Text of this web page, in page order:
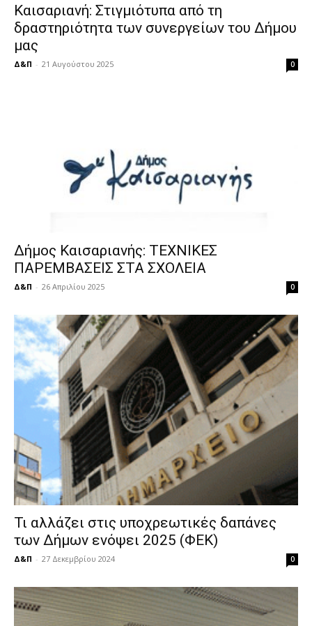
Καισαριανή: Στιγμιότυπα από τη
δραστηριότητα των συνεργείων του Δήμου
μας
Δ&Π - 21 Αυγούστου 2025 0
Δήμος Καισαριανής: ΤΕΧΝΙΚΕΣ
ΠΑΡΕΜΒΑΣΕΙΣ ΣΤΑ ΣΧΟΛΕΙΑ
Δ&Π - 26 Απριλίου 2025 0
Τι αλλάζει στις υποχρεωτικές δαπάνες
των Δήμων ενόψει 2025 (ΦΕΚ)
Δ&Π - 27 Δεκεμβρίου 2024 0